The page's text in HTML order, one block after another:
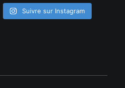
Suivre sur Instagram